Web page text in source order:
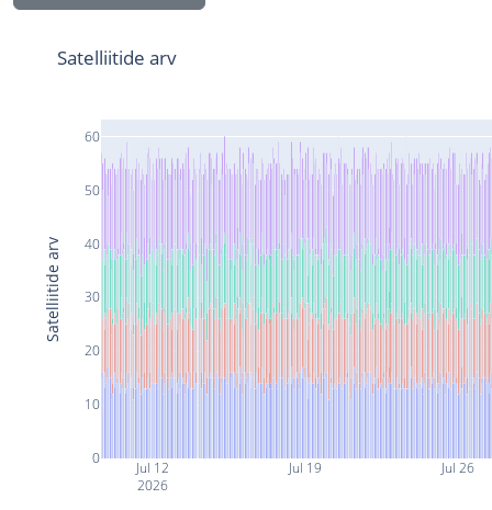
Jul 12
2026
Jul 19 Jul 26
0
10
20
30
40
50
60
Satelliitide arv
Satelliitide arv